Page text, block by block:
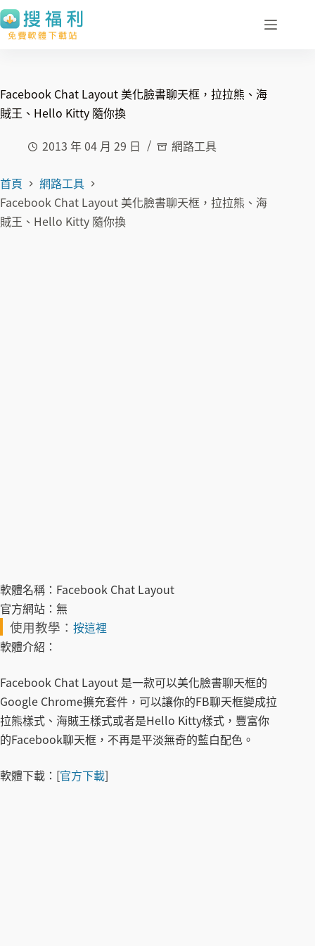
跳
至
容
Facebook Chat Layout 美化臉書聊天框，拉拉熊、海
賊王、Hello Kitty 隨你換
2013 年 04 月 29 日
網路工具
首頁
網路工具
Facebook Chat Layout 美化臉書聊天框，拉拉熊、海
賊王、Hello Kitty 隨你換
軟體名稱： Facebook Chat Layout
官方網站： 無
使用教學： 按這裡
軟體介紹：
Facebook Chat Layout 是一款可以美化臉書聊天框的
Google Chrome擴充套件，可以讓你的FB聊天框變成拉
拉熊樣式、海賊王樣式或者是Hello Kitty樣式，豐富你
的Facebook聊天框，不再是平淡無奇的藍白配色。
軟體下載： [官方下載]